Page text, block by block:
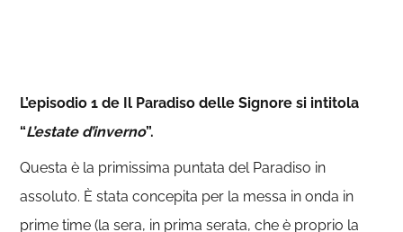
L’episodio 1 de Il Paradiso delle Signore si intitola
“L’estate d’inverno”.
Questa è la primissima puntata del Paradiso in
assoluto. È stata concepita per la messa in onda in
prime time (la sera, in prima serata, che è proprio la